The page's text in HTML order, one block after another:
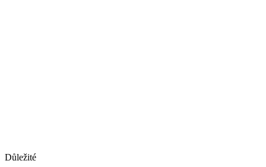
Důležité